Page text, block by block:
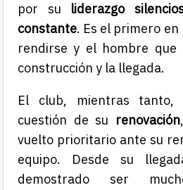
por su liderazgo
constante. Es el primero
rendirse y el hombre
construcción y la llegada.
El club, mientras tanto,
cuestión de su renovación
vuelto prioritario ante su
equipo. Desde su
demostrado ser